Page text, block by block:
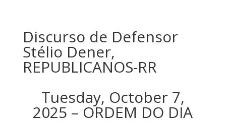
Discurso de Defensor
Stélio Dener,
REPUBLICANOS-RR
Tuesday, October 7,
2025 – ORDEM DO DIA